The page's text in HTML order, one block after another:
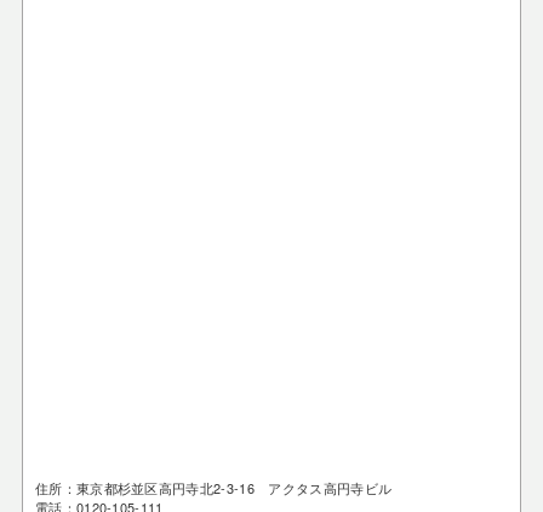
住所：東京都杉並区高円寺北2-3-16 アクタス高円寺ビル
電話：0120-105-111